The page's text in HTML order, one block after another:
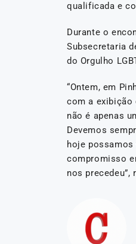
qualificada e
Durante o
Subsecretaria
do Orgulho
“Ontem, em
com a exibição
não é apenas
Devemos
hoje
compromisso
nos precedeu”,